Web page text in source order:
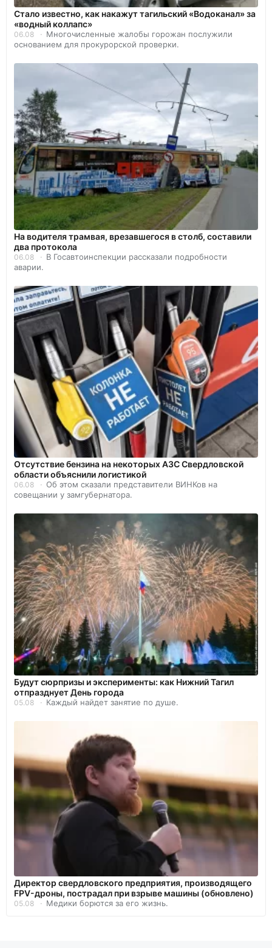
Стало известно, как накажут тагильский «Водоканал» за
«водный коллапс»
06.08
Многочисленные жалобы горожан послужили
основанием для прокурорской проверки.
На водителя трамвая, врезавшегося в столб, составили
два протокола
06.08
В Госавтоинспекции рассказали подробности
аварии.
Отсутствие бензина на некоторых АЗС Свердловской
области объяснили логистикой
06.08
Об этом сказали представители ВИНКов на
совещании у замгубернатора.
Будут сюрпризы и эксперименты: как Нижний Тагил
отпразднует День города
05.08 Каждый найдет занятие по душе.
Директор свердловского предприятия, производящего
FPV-дроны, пострадал при взрыве машины (обновлено)
05.08 Медики борются за его жизнь.